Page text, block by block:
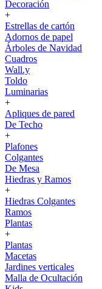
Decoración
+
Estrellas de cartón
Adornos de papel
Árboles de Navidad
Cuadros
Wall.y
Toldo
Luminarias
+
Apliques de pared
De Techo
+
Plafones
Colgantes
De Mesa
Hiedras y Ramos
+
Hiedras Colgantes
Ramos
Plantas
+
Plantas
Macetas
Jardines verticales
Malla de Ocultación